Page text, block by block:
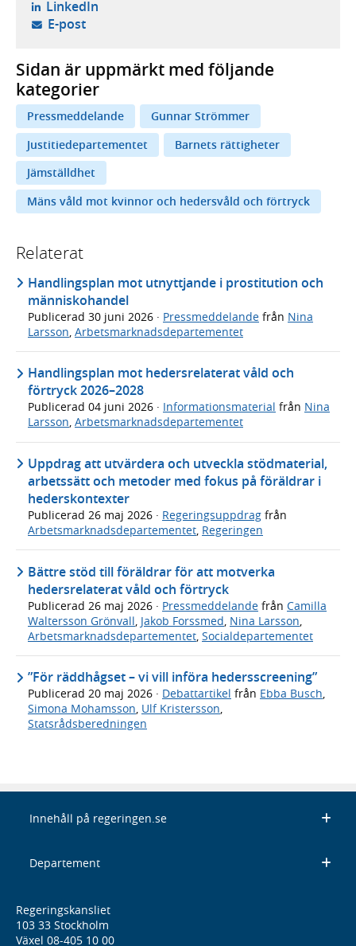
LinkedIn- öppnas i ny flik, extern webbplats,
E-post- öppnar din e-postklient,
Sidan är uppmärkt med följande
kategorier
Pressmeddelande
Gunnar Strömmer
Justitiedepartementet
Barnets rättigheter
Jämställdhet
Mäns våld mot kvinnor och hedersvåld och förtryck
Relaterat
Handlingsplan mot utnyttjande i prostitution och
människohandel
Publicerad 30 juni 2026 · Pressmeddelande från Nina
Larsson Arbetsmarknadsdepartementet
Handlingsplan mot hedersrelaterat våld och
förtryck 2026–2028
Publicerad 04 juni 2026 · Informationsmaterial från Nina
Larsson, Arbetsmarknadsdepartementet
Uppdrag att utvärdera och utveckla stödmaterial,
arbetssätt och metoder med fokus på föräldrar i
hederskontexter
Publicerad 26 maj 2026 · Regeringsuppdrag från
Arbetsmarknadsdepartementet, Regeringen
Bättre stöd till föräldrar för att motverka
hedersrelaterat våld och förtryck
Publicerad 26 maj 2026 · Pressmeddelande från Camilla
Waltersson Grönvall Jakob Forssmed Nina Larsson
Arbetsmarknadsdepartementet Socialdepartementet
”För räddhågset – vi vill införa hedersscreening”
Publicerad 20 maj 2026 · Debattartikel från Ebba Busch,
Simona Mohamsson, Ulf Kristersson,
Statsrådsberedningen
Innehåll på regeringen.se
Departement
Regeringskansliet
103 33 Stockholm
Växel 08-405 10 00